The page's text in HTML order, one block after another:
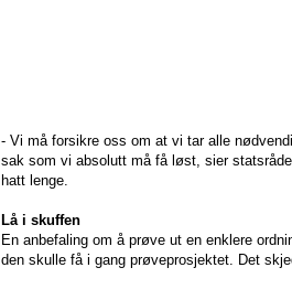
- Vi må forsikre oss om at vi tar alle
sak som vi absolutt må få løst, sier
hatt lenge.
Lå i skuffen
En anbefaling om å prøve ut en enklere
den skulle få i gang prøveprosjektet. Det